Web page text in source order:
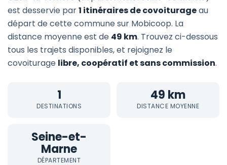
est desservie par1 itinéraires de covoiturageau
départ de cette commune sur Mobicoop. La
distance moyenne est de 49 km. Trouvez ci-dessous
tous les trajets disponibles, et rejoignez le
covoiturage libre, coopératif et sans commission.
1
DESTINATIONS
49 km
DISTANCE MOYENNE
Seine-et-
Marne
DÉPARTEMENT